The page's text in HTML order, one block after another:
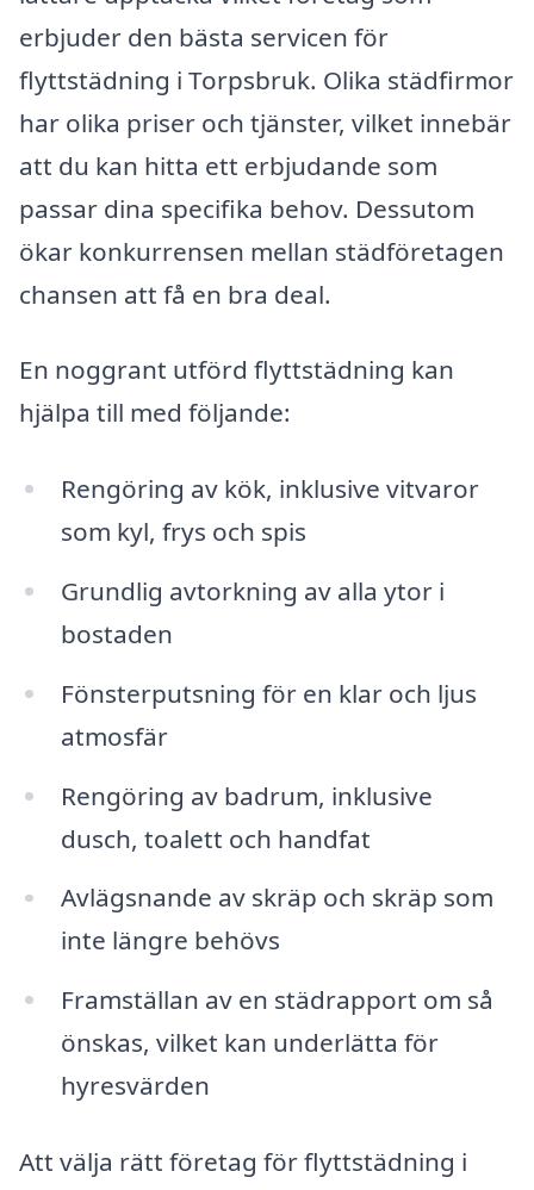
erbjuder den bästa servicen för
flyttstädning i Torpsbruk. Olika städfirmor
har olika priser och tjänster, vilket innebär
att du kan hitta ett erbjudande som
passar dina specifika behov. Dessutom
ökar konkurrensen mellan städföretagen
chansen att få en bra deal.
En noggrant utförd flyttstädning kan
hjälpa till med följande:
Rengöring av kök, inklusive vitvaror
som kyl, frys och spis
Grundlig avtorkning av alla ytor i
bostaden
Fönsterputsning för en klar och ljus
atmosfär
Rengöring av badrum, inklusive
dusch, toalett och handfat
Avlägsnande av skräp och skräp som
inte längre behövs
Framställan av en städrapport om så
önskas, vilket kan underlätta för
hyresvärden
Att välja rätt företag för flyttstädning i